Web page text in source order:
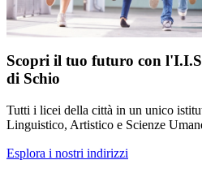
Scopri il tuo futuro con
di Schio
Tutti i licei della città in un unico
Linguistico, Artistico e Scienze
Esplora i nostri indirizzi